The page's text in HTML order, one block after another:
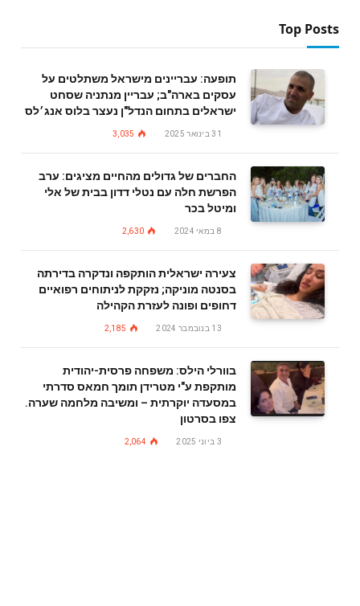
Top Posts
תופעה: עבריינים מישראל משתלטים על
עסקים בארה"ב; עבריין מנתניה שסחט
ישראלים בתחום הנדל"ן נעצר בלוס אנג׳לס
31 בינואר 2025 3,035
החברים של גדולים מהחיים מציגים: ערב
הפרשת חלה עם נטלי דדון בבית של אלי
ומיטל בכר
8 במאי 2024 2,630
צעירה ישראלית הותקפה ונדקרה בדירתה
בסנטה מוניקה; נזקקת לניתוחים רפואיים
דחופים ופונה לעזרת הקהילה
13 בנובמבר 2024 2,185
בוורלי הילס: משפחה פרסית-יהודית
מותקפת ע"י מטרידן תומך חמאס סדרתי
במסעדה יוקרתית – ומשיבה מלחמה שערה.
צפו בסרטון
3 ביוני 2025 2,064